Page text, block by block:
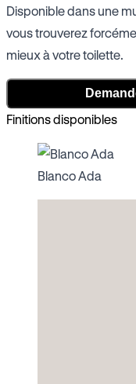
Disponible dans une
vous trouverez
mieux à votre toilette.
Finitions disponibles
Blanco Ada